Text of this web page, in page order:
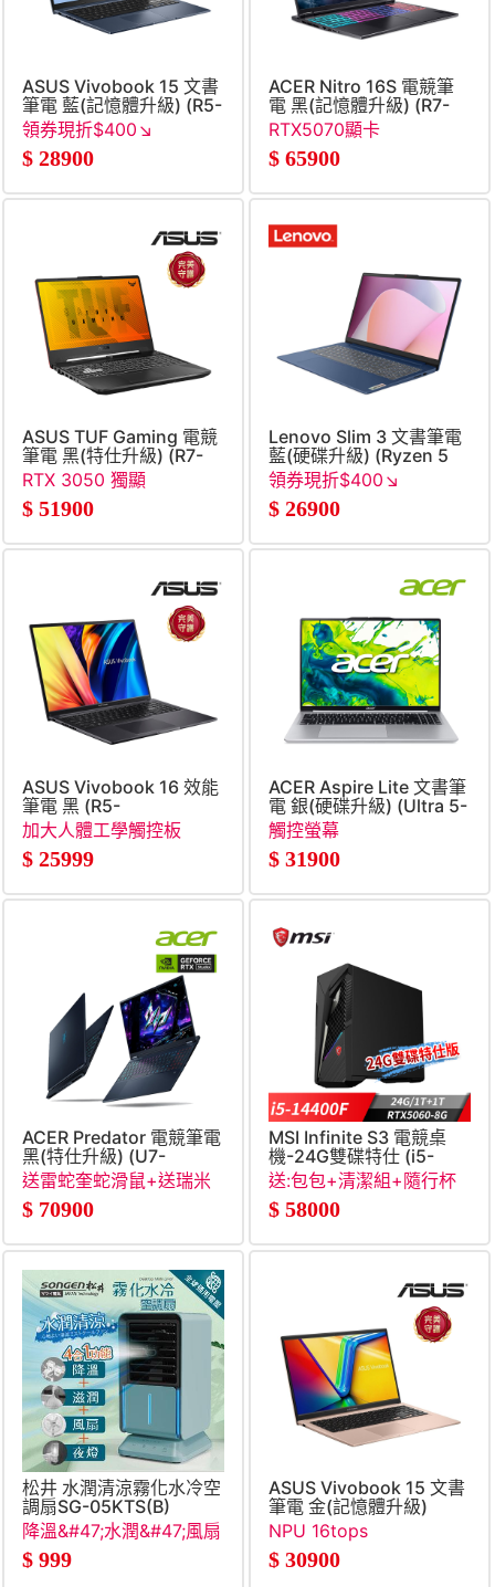
ASUS Vivobook 15 文書
筆電 藍(記憶體升級) (R5-
150&#47;8G+16G&#47;512G
SSD&#47;W11)
領券現折$400↘
$ 28900
ACER Nitro 16S 電競筆
電 黑(記憶體升級) (R7-
RTX5070顯卡
$ 65900
ASUS TUF Gaming 電競
筆電 黑(特仕升級) (R7-
170&#47;16G+16G&#47;512G+2TB
SSD&#47;RTX3050&#47;W11)
RTX 3050 獨顯
$ 51900
Lenovo Slim 3 文書筆電
藍(硬碟升級) (Ryzen 5
40&#47;16G&#47;1TB
SSD&#47;W11)
領券現折$400↘
$ 26900
ASUS Vivobook 16 效能
筆電 黑 (R5-
150&#47;8G&#47;512G&#47;WIN11)
加大人體工學觸控板
$ 25999
ACER Aspire Lite 文書筆
電 銀(硬碟升級) (Ultra 5-
125H&#47;16G&#47;1TB
SSD&#47;Win11)
觸控螢幕
$ 31900
ACER Predator 電競筆電
黑(特仕升級) (U7-
255HX&#47;16G+16G&#47;512G+1TB
SSD&#47;RTX5060)
送雷蛇奎蛇滑鼠+送瑞米
收納立架
$ 70900
MSI Infinite S3 電競桌
機-24G雙碟特仕 (i5-
8G&#47;Win11)
送:包包+清潔組+隨行杯
+RJ45轉接線
$ 58000
松井 水潤清涼霧化水冷空
調扇SG-05KTS(B)
降溫&#47;水潤&#47;風扇
&#47;夜燈 四合一功能
$ 999
ASUS Vivobook 15 文書
筆電 金(記憶體升級)
(Core 5-
320&#47;16G&#47;512G
SSD&#47;W11)
NPU 16tops
$ 30900